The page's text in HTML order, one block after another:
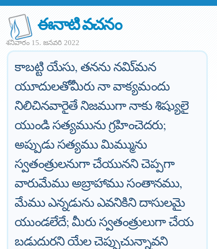
ఈనాటి వచనం
శనివారం 15. జనవరి 2022
కాబట్టి యేసు, తనను నమి్మన
యూదులతోమీరు నా వాక్యమందు
నిలిచినవారైతే నిజముగా నాకు శిష్యులై
యుండి సత్యమును గ్రహించెదరు;
అప్పుడు సత్యము మిమ్మును
స్వతంత్రులనుగా చేయునని చెప్పగా
వారుమేము అబ్రాహాము సంతానము,
మేము ఎన్నడును ఎవనికిని దాసులమై
యుండలేదే; మీరు స్వతంత్రులుగా చేయ
బడుదురని యేల చెప్పుచున్నావని